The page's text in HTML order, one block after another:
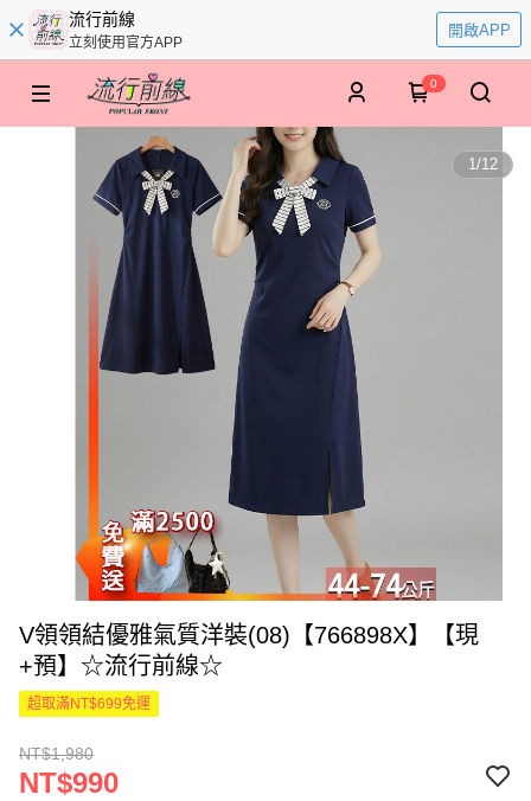
流行前線
立刻使用官方APP
開啟APP
0
1/12
V領領結優雅氣質洋裝(08)【766898X】【現
+預】☆流行前線☆
超取滿NT$699免運
NT$1,980
NT$990